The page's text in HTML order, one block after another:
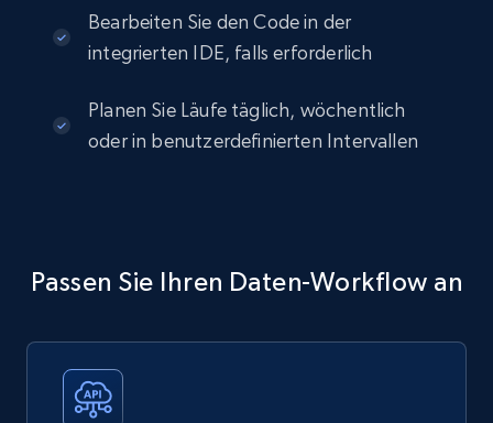
Bearbeiten Sie den Code in der
integrierten IDE, falls erforderlich
Planen Sie Läufe täglich, wöchentlich
oder in benutzerdefinierten Intervallen
Passen Sie Ihren Daten-Workflow an